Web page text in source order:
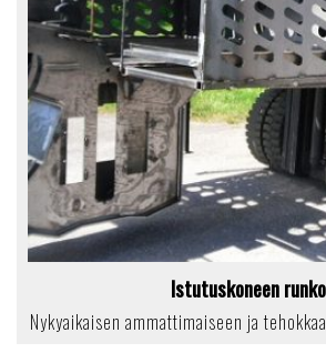
Istutuskoneen runko
Nykyaikaisen ammattimaiseen ja